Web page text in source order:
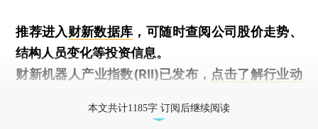
推荐进入财新数据库 ，可随时查阅公司股价走势、
结构人员变化等投资信息。
财新机器人产业指数(RII)已发布， 点击了解行业动
本文共计1185字 订阅后继续阅读